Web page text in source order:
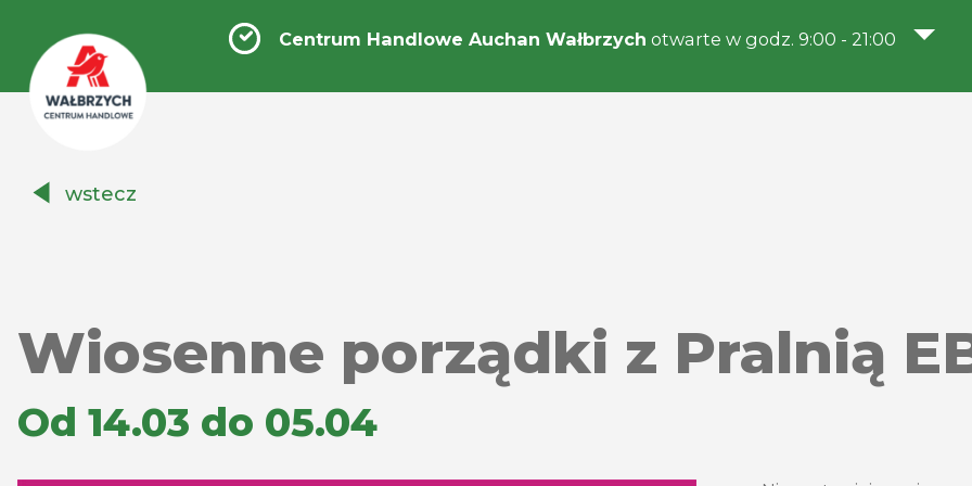
Handlowe
Centrum Handlowe Auchan Wałbrzych otwarte w godz. 9:00 - 21:00
wstecz
Wiosenne porządki z Pralnią
Od 14.03 do 05.04